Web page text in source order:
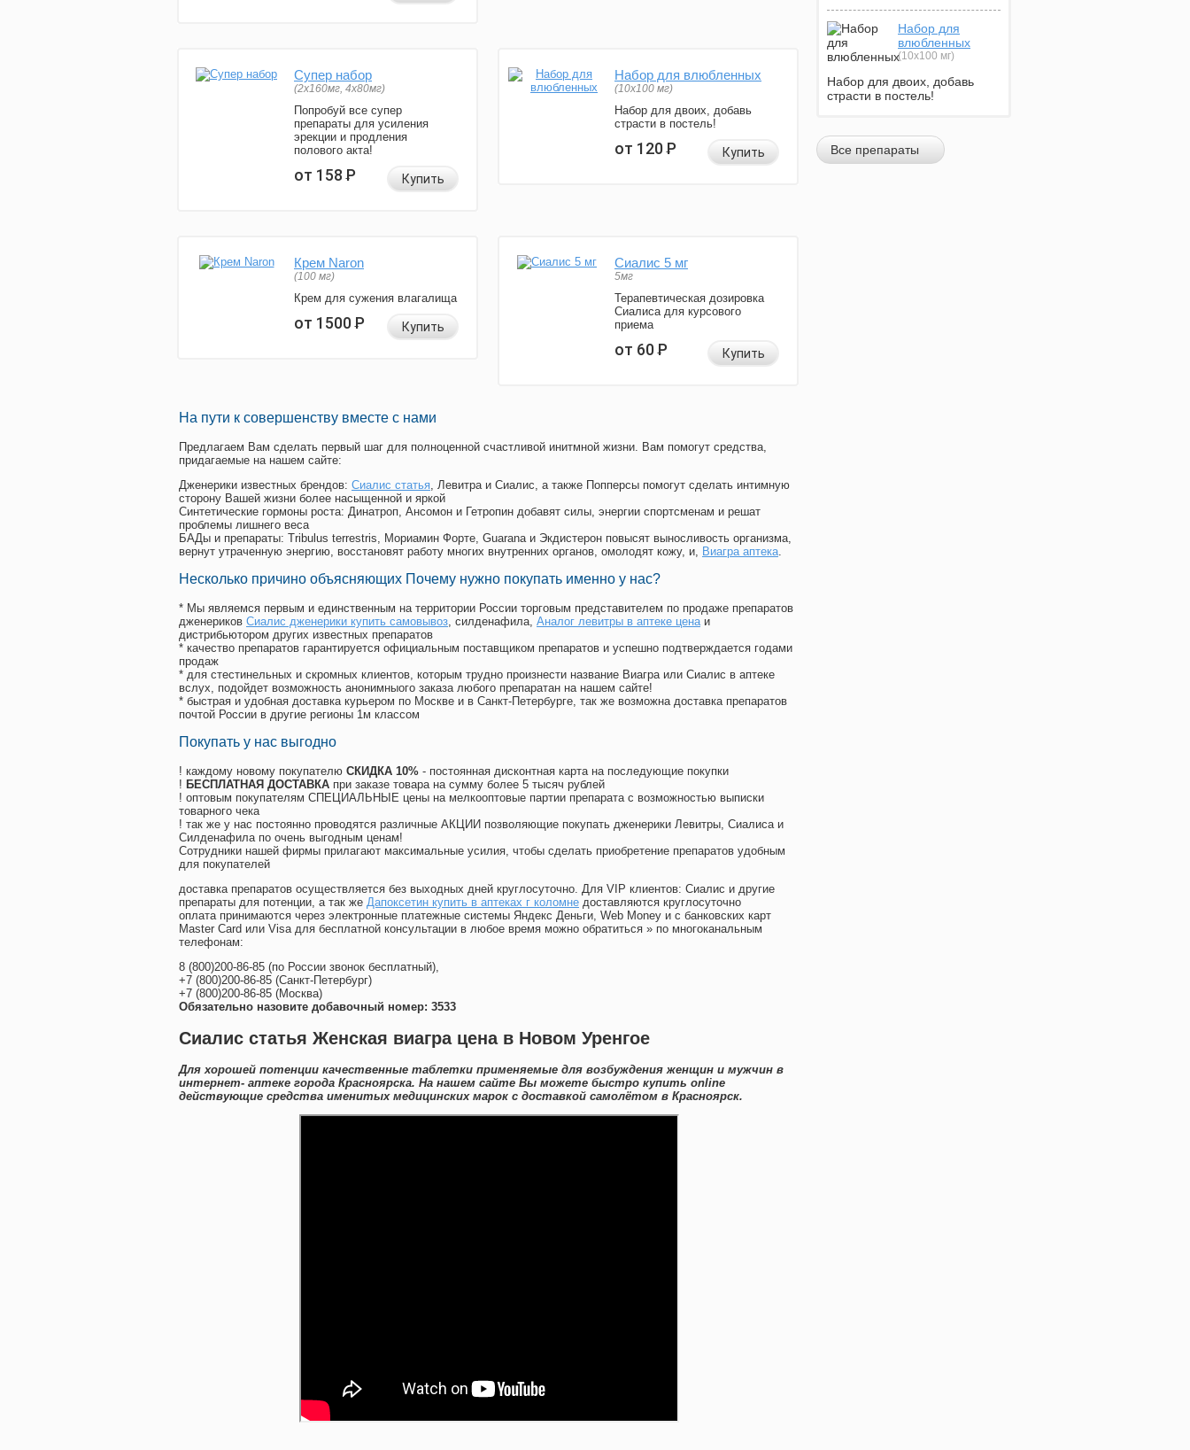
Супер набор
(2х160мг, 4х80мг)
Попробуй все супер
препараты для усиления
эрекции и продления
полового акта!
от 158Р Купить
Набор для влюбленных
(10х100 мг)
Набор для двоих, добавь
страсти в постель!
от 120Р Купить
Крем Naron
(100 мг)
Крем для сужения влагалища
от 1500Р Купить
Сиалис 5 мг
5мг
Терапевтическая дозировка
Сиалиса для курсового
приема
от 60Р Купить
На пути к совершенству вместе с нами
Предлагаем Вам сделать первый шаг для полноценной счастливой инитмной жизни. Вам помогут средства,
придагаемые на нашем сайте:
Дженерики известных брендов: Сиалис статья, Левитра и Сиалис, а также Попперсы помогут сделать интимную
сторону Вашей жизни более насыщенной и яркой
Синтетические гормоны роста: Динатроп, Ансомон и Гетропин добавят силы, энергии спортсменам и решат
проблемы лишнего веса
БАДы и препараты: Tribulus terrestris, Мориамин Форте, Guarana и Экдистерон повысят выносливость организма,
вернут утраченную энергию, восстановят работу многих внутренних органов, омолодят кожу, и, Виагра аптека.
Несколько причино объясняющих Почему нужно покупать именно у нас?
* Мы являемся первым и единственным на территории России торговым представителем по продаже препаратов
дженериков Сиалис дженерики купить самовывоз, силденафила, Аналог левитры в аптеке ценаи
дистрибьютором других известных препаратов
* качество препаратов гарантируется официальным поставщиком препаратов и успешно подтверждается годами
продаж
* для стестинельных и скромных клиентов, которым трудно произнести название Виагра или Сиалис в аптеке
вслух, подойдет возможность анонимныого заказа любого препаратан на нашем сайте!
* быстрая и удобная доставка курьером по Москве и в Санкт-Петербурге, так же возможна доставка препаратов
почтой России в другие регионы 1м классом
Покупать у нас выгодно
! каждому новому покупателю СКИДКА 10% - постоянная дисконтная карта на последующие покупки
! БЕСПЛАТНАЯ ДОСТАВКА при заказе товара на сумму более 5 тысяч рублей
! оптовым покупателям СПЕЦИАЛЬНЫЕ цены на мелкооптовые партии препарата с возможностью выписки
товарного чека
! так же у нас постоянно проводятся различные АКЦИИ позволяющие покупать дженерики Левитры, Сиалиса и
Силденафила по очень выгодным ценам!
Cотрудники нашей фирмы прилагают максимальные усилия, чтобы сделать приобретение препаратов удобным
для покупателей
доставка препаратов осуществляется без выходных дней круглосуточно. Для VIP клиентов: Сиалис и другие
препараты для потенции, а так же Дапоксетин купить в аптеках г коломне доставляются круглосуточно
оплата принимаются через электронные платежные системы Яндекс Деньги, Web Money и с банковских карт
Master Card или Visa для бесплатной консультации в любое время можно обратиться » по многоканальным
телефонам:
8 (800)200-86-85 (по России звонок бесплатный),
+7 (800)200-86-85 (Санкт-Петербург)
+7 (800)200-86-85 (Москва)
Обязательно назовите добавочный номер: 3533
Сиалис статья Женская виагра цена в Новом Уренгое
Для хорошей потенции качественные таблетки применяемые для возбуждения женщин и мужчин в
интернет- аптеке города Красноярска. На нашем сайте Вы можете быстро купить online
действующие средства именитых медицинских марок с доставкой самолётом в Красноярск.
Набор для
влюбленных
(10х100 мг)
Набор для двоих, добавь
страсти в постель!
Все препараты